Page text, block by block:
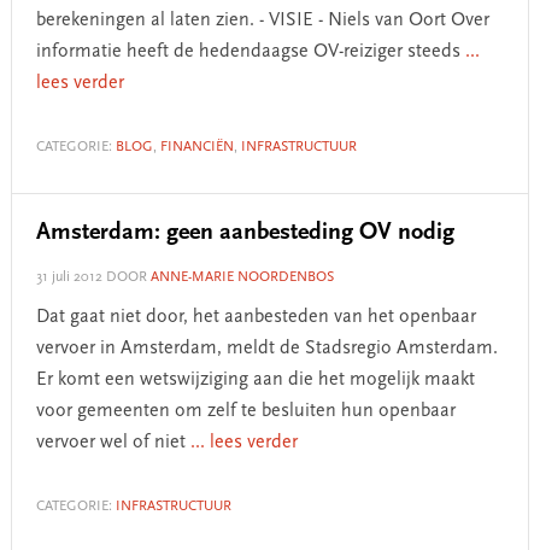
berekeningen al laten zien. - VISIE - Niels van Oort Over
informatie heeft de hedendaagse OV-reiziger steeds ...
lees verder
CATEGORIE: BLOG, FINANCIËN , INFRASTRUCTUUR
Amsterdam: geen aanbesteding OV nodig
31 juli 2012DOOR ANNE-MARIE NOORDENBOS
Dat gaat niet door, het aanbesteden van het openbaar
vervoer in Amsterdam, meldt de Stadsregio Amsterdam.
Er komt een wetswijziging aan die het mogelijk maakt
voor gemeenten om zelf te besluiten hun openbaar
vervoer wel of niet ... lees verder
CATEGORIE: INFRASTRUCTUUR